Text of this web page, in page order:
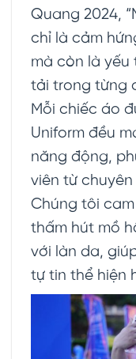
Quang 2024,
chỉ là cảm
mà còn là yếu
tải trong từng
Mỗi chiếc áo
Uniform đều
năng động,
viên từ
Chúng tôi
thấm hút mồ
với làn da,
tự tin thể hiện